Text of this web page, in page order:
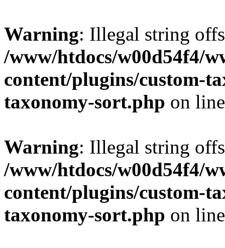
Warning: Illegal string
/www/htdocs/w00d54f4/
content/plugins/custom-
taxonomy-sort.php on
Warning: Illegal string
/www/htdocs/w00d54f4/
content/plugins/custom-
taxonomy-sort.php on